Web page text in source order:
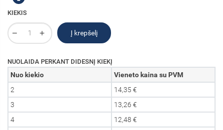
KIEKIS
Į krepšelį
NUOLAIDA PERKANT DIDESNĮ KIEKĮ
Nuo kiekio
Vieneto kaina su PVM
2
14,35 €
3
13,26 €
4
12,48 €